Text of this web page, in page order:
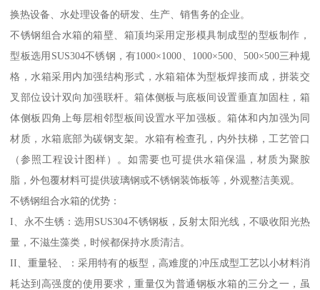
换热设备、水处理设备的研发、生产、销售务的企业。
不锈钢组合水箱的箱壁、箱顶均采用定形模具制成型的型板制作，
型板选用SUS304不锈钢，有1000×1000、1000×500、500×500三种规
格，水箱采用内加强结构形式，水箱箱体为型板焊接而成，拼装交
叉部位设计双向加强联杆。箱体侧板与底板间设置垂直加固柱，箱
体侧板四角上每层相邻型板间设置水平加强板。箱体和内加强为同
材质，水箱底部为碳钢支架。水箱有检查孔，内外扶梯，工艺管口
（参照工程设计图样）。如需要也可提供水箱保温，材质为聚胺
脂，外包覆材料可提供玻璃钢或不锈钢装饰板等，外观整洁美观。
不锈钢组合水箱的优势：
I、永不生锈：选用SUS304不锈钢板，反射太阳光线，不吸收阳光热
量，不滋生藻类，时候都保持水质清洁。
II、重量轻、：采用特有的板型，高难度的冲压成型工艺以小材料消
耗达到高强度的使用要求，重量仅为普通钢板水箱的三分之一，虽